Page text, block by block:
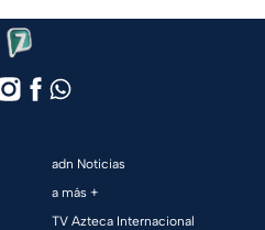
adn Noticias
a más +
TV Azteca Internacional